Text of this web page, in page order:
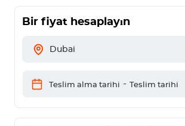
Bir fiyat hesaplayın
Dubai
Teslim alma tarihi - Teslim tarihi